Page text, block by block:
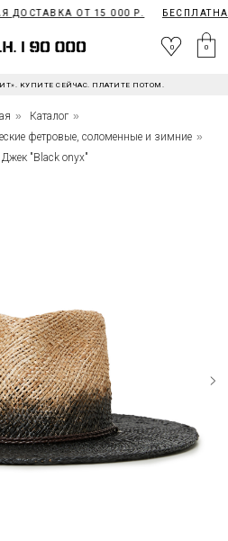
ДОСТАВКА ОТ 15 000 Р.
0
0 0
КУПИТЕ СЕЙЧАС. ПЛАТИТЕ ПОТОМ.
» Каталог »
фетровые, соломенные и зимние »
"Black onyx"